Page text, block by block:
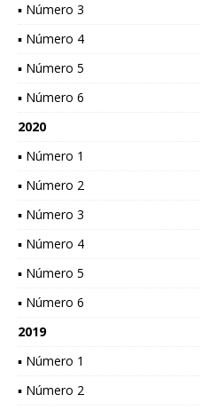
▪ Número 3
▪ Número 4
▪ Número 5
▪ Número 6
2020
▪ Número 1
▪ Número 2
▪ Número 3
▪ Número 4
▪ Número 5
▪ Número 6
2019
▪ Número 1
▪ Número 2